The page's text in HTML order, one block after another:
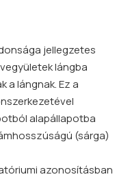
jellegzetes
lángba
a lángnak. Ez a
alapállapotba
(sárga)
azonosításban